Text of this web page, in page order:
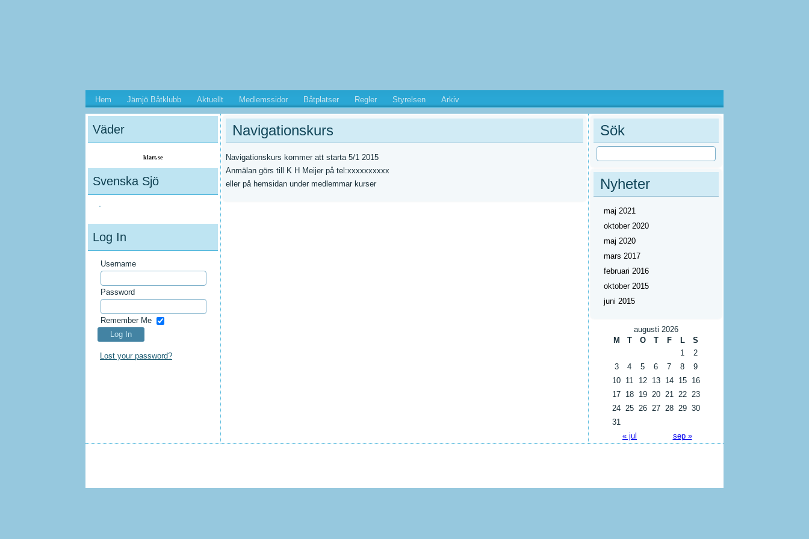
Hem Jämjö Båtklubb Aktuellt Medlemssidor Båtplatser Regler Styrelsen Arkiv
Väder
klart.se
Svenska Sjö
Log In
Username
Password
Remember Me
Lost your password?
Navigationskurs
Navigationskurs kommer att starta 5/1 2015
Anmälan görs till K H Meijer på tel:xxxxxxxxxx
eller på hemsidan under medlemmar kurser
Sök
Nyheter
maj 2021
oktober 2020
maj 2020
mars 2017
februari 2016
oktober 2015
juni 2015
augusti 2026
M
T O T F L
S
1
2
3
4 5 6 7 8
9
10 11 12 13 14 15
16
17 18 19 20 21 22 23
24 25 26 27 28 29 30
31
« jul
sep »